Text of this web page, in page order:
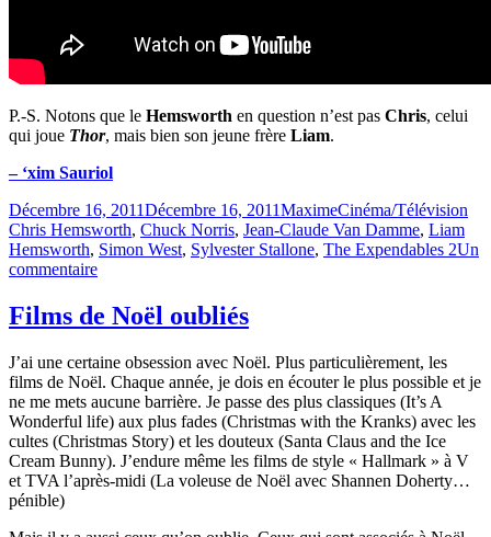
P.-S. Notons que le Hemsworth en question n’est pas Chris, celui
qui joue Thor, mais bien son jeune frère Liam.
– ‘xim Sauriol
Publié
le
Décembre 16, 2011Décembre 16, 2011MaximeCatégories
Cinéma/Télévision
Chris Hemsworth, Chuck Norris, Jean-Claude Van Damme, Liam
Hemsworth, Simon West, Sylvester Stallone, The Expendables 2Un
commentairesur
Expendables
2
un
premier
aperçu
Films de Noël oubliés
J’ai une certaine obsession avec Noël. Plus particulièrement, les
films de Noël. Chaque année, je dois en écouter le plus possible et je
ne me mets aucune barrière. Je passe des plus classiques (It’s A
Wonderful life) aux plus fades (Christmas with the Kranks) avec les
cultes (Christmas Story) et les douteux (Santa Claus and the Ice
Cream Bunny). J’endure même les films de style « Hallmark » à V
et TVA l’après-midi (La voleuse de Noël avec Shannen Doherty…
pénible)